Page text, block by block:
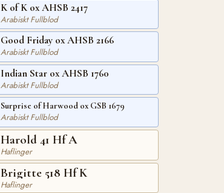
K of K ox AHSB 2417
Arabiskt Fullblod
Good Friday ox AHSB 2166
Arabiskt Fullblod
Indian Star ox AHSB 1760
Arabiskt Fullblod
Surprise of Harwood ox GSB 1679
Arabiskt Fullblod
Harold 41 Hf A
Haflinger
Brigitte 518 Hf K
Haflinger